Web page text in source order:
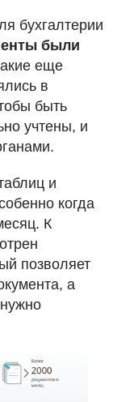
бухгалтерии
были
еще
в
быть
учтены, и
и
когда
К
позволяет
а